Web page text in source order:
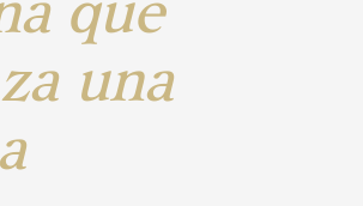
que
una